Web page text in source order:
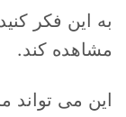
به این فکر
مشاهده کند.
این می تواند